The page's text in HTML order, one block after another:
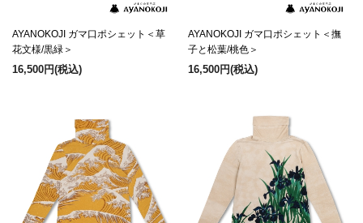
AYANOKOJI ガマ口ポシェット＜草
花文様/黒緑＞
16,500円(税込)
AYANOKOJI ガマ口ポシェット＜撫
子と松葉/桃色＞
16,500円(税込)